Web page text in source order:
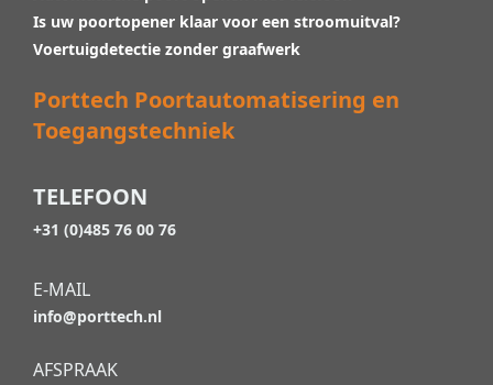
Is uw poortopener klaar voor een stroomuitval?
Voertuigdetectie zonder graafwerk
Porttech Poortautomatisering en
Toegangstechniek
TELEFOON
+31 (0)485 76 00 76
E-MAIL
info@porttech.nl
AFSPRAAK